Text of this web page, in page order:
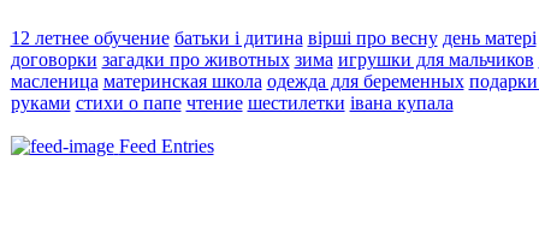
12 летнее обучение батьки і дитина вірші про весну день матері
договорки загадки про животных зима игрушки для мальчиков
масленица материнская школа одежда для беременных
руками стихи о папе чтение шестилетки івана купала
Feed Entries